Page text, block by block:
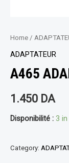
Home /
ADAPTATEUR
A465
1.450 DA
Disponibilité : 3
Category: